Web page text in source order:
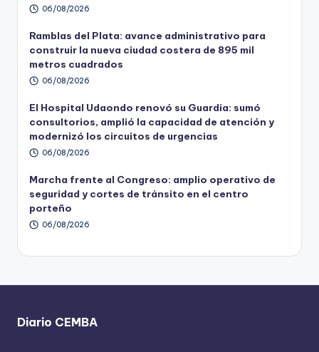
06/08/2026
Ramblas del Plata: avance administrativo para
construir la nueva ciudad costera de 895 mil
metros cuadrados
06/08/2026
El Hospital Udaondo renovó su Guardia: sumó
consultorios, amplió la capacidad de atención y
modernizó los circuitos de urgencias
06/08/2026
Marcha frente al Congreso: amplio operativo de
seguridad y cortes de tránsito en el centro
porteño
06/08/2026
Diario CEMBA